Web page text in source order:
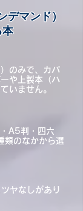
デマンド）
）のみで、カパ
や上製本（ハ
いません。
A5判・四六
類のなかから選
ヤなしがあり